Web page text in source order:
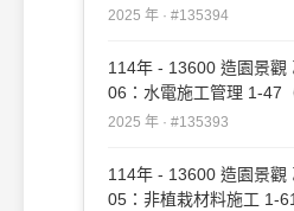
#135394
2025 年 · #135394
114年 - 13600 造園景觀
06：水電施工管理 1-47
新）#135393
2025 年 · #135393
114年 - 13600 造園景觀
05：非植栽材料施工 1-